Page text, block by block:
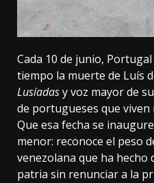
Cada 10 de junio,
tiempo la muerte de Luís
Lusíadasy voz mayor de
de portugueses que
Que esa fecha se
menor: reconoce el peso
venezolana que ha hecho
patria sin renunciar a la